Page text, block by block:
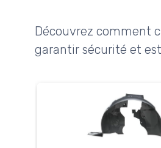
Découvrez comment
garantir sécurité et